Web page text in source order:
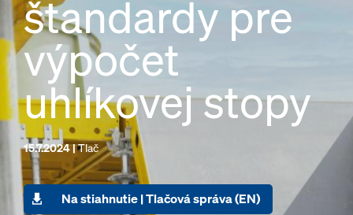
štandardy pre
výpočet
uhlíkovej stopy
15.7.2024 |Tlač
Na stiahnutie | Tlačová správa (EN)